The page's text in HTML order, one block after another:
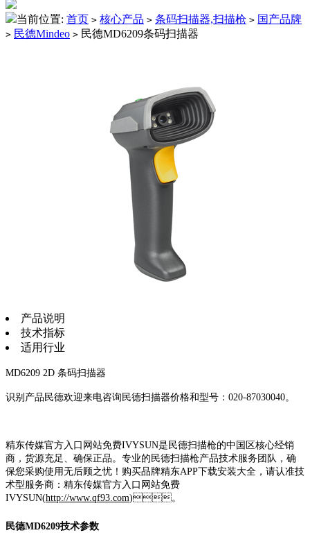
当前位置: 首页 > 核心产品 > 条码扫描器,扫描枪 > 国产品牌
> 民德Mindeo > 民德MD6209条码扫描器
产品说明
技术指标
适用行业
MD6209 2D 条码扫描器
识别产品民德欢迎来电咨询民德扫描器价格和型号：020-87030040。
精东传媒官方入口网站免费IVYSUN是民德扫描枪的中国区核心经销
商，货源充足、确保正品。专业的民德扫描枪产品技术服务团队，确
保您采购使用无后顾之忧！购买品牌精东APP下载安装大全，请认准技
术型服务商：精东传媒官方入口网站免费
IVYSUN(http://www.qf93.com)。
民德MD6209技术参数